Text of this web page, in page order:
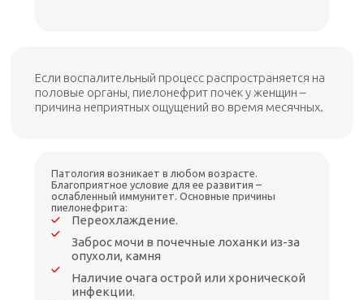
Если воспалительный процесс распространяется на
половые органы, пиелонефрит почек у женщин –
причина неприятных ощущений во время месячных.
Патология возникает в любом возрасте.
Благоприятное условие для ее развития –
ослабленный иммунитет. Основные причины
пиелонефрита:
Переохлаждение.
Заброс мочи в почечные лоханки из-за
опухоли, камня
Наличие очага острой или хронической
инфекции.